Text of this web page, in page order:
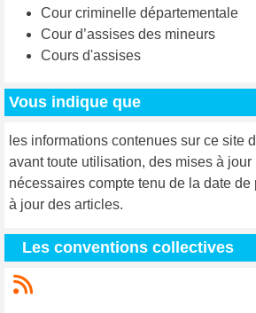
Cour criminelle départementale
Cour d’assises des mineurs
Cours d'assises
Vous indique que
les informations contenues sur ce site
avant toute utilisation, des mises à jour
nécessaires compte tenu de la date
à jour des articles.
Les conventions collectives